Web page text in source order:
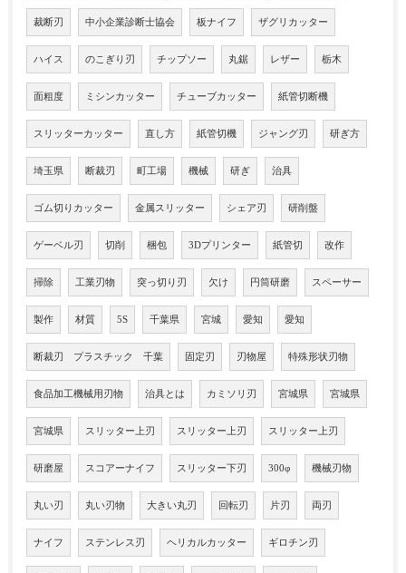
裁断刃 中小企業診断士協会 板ナイフ ザグリカッター
ハイス のこぎり刃 チップソー 丸鋸 レザー 栃木
面粗度 ミシンカッター チューブカッター 紙管切断機
スリッターカッター 直し方 紙管切機 ジャング刃 研ぎ方
埼玉県 断裁刃 町工場 機械 研ぎ 治具
ゴム切りカッター 金属スリッター シェア刃 研削盤
ゲーベル刃 切削 梱包 3Dプリンター 紙管切 改作
掃除 工業刃物 突っ切り刃 欠け 円筒研磨 スペーサー
製作 材質 5S 千葉県 宮城 愛知 愛知
断裁刃 プラスチック 千葉 固定刃 刃物屋 特殊形状刃物
食品加工機械用刃物 治具とは カミソリ刃 宮城県 宮城県
宮城県 スリッター上刃 スリッター上刃 スリッター上刃
研磨屋 スコアーナイフ スリッター下刃 300φ 機械刃物
丸い刃 丸い刃物 大きい丸刃 回転刃 片刃 両刃
ナイフ ステンレス刃 ヘリカルカッター ギロチン刃